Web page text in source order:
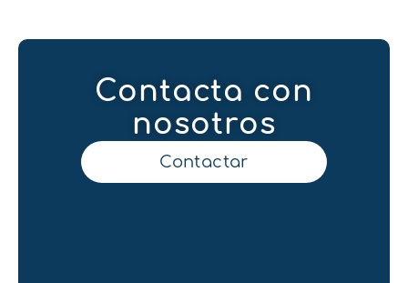
Contacta con
nosotros
Contactar